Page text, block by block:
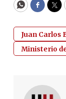
WhatsApp
Juan Carlos
Ministerio